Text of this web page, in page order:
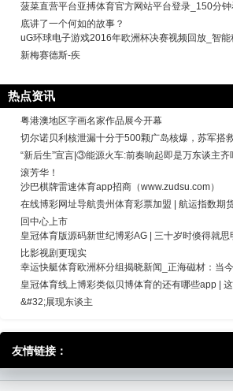
菠菜直营平台亚搏体育官方网站平台登录_150分
底讲了一个何如的故事？
uG环球电子游戏2016年欧洲杯决赛视频回放_智
新梅赛德斯-疾
热点资讯
粤港澳地区字画名家作品展今开幕
切尔诺贝利核泄漏十分于500颗广岛核爆，苏军搭
“新后生”宣言|③能源火车:前奏响起即是万东谈主
滚芳华！
沙巴棋牌雷速体育app招商（www.zudsu.com）
在线博彩网址导航贵州体育彩票加盟 | 航运指数期
回中心上市
皇冠体育版源码新世纪博彩AG | 三十岁时倏得就
比影视剧更现实
幸运快艇体育欧洲杯分组揭晓新闻_正海磁材：当
皇冠体育线上博彩类似贝博体育的还有哪些app |
&#32;展现东谈主
友情链接：